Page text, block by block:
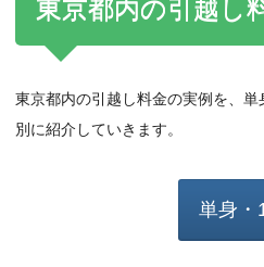
東京都内の引越し
東京都内の引越し料金の実例を、
別に紹介していきます。
単身・